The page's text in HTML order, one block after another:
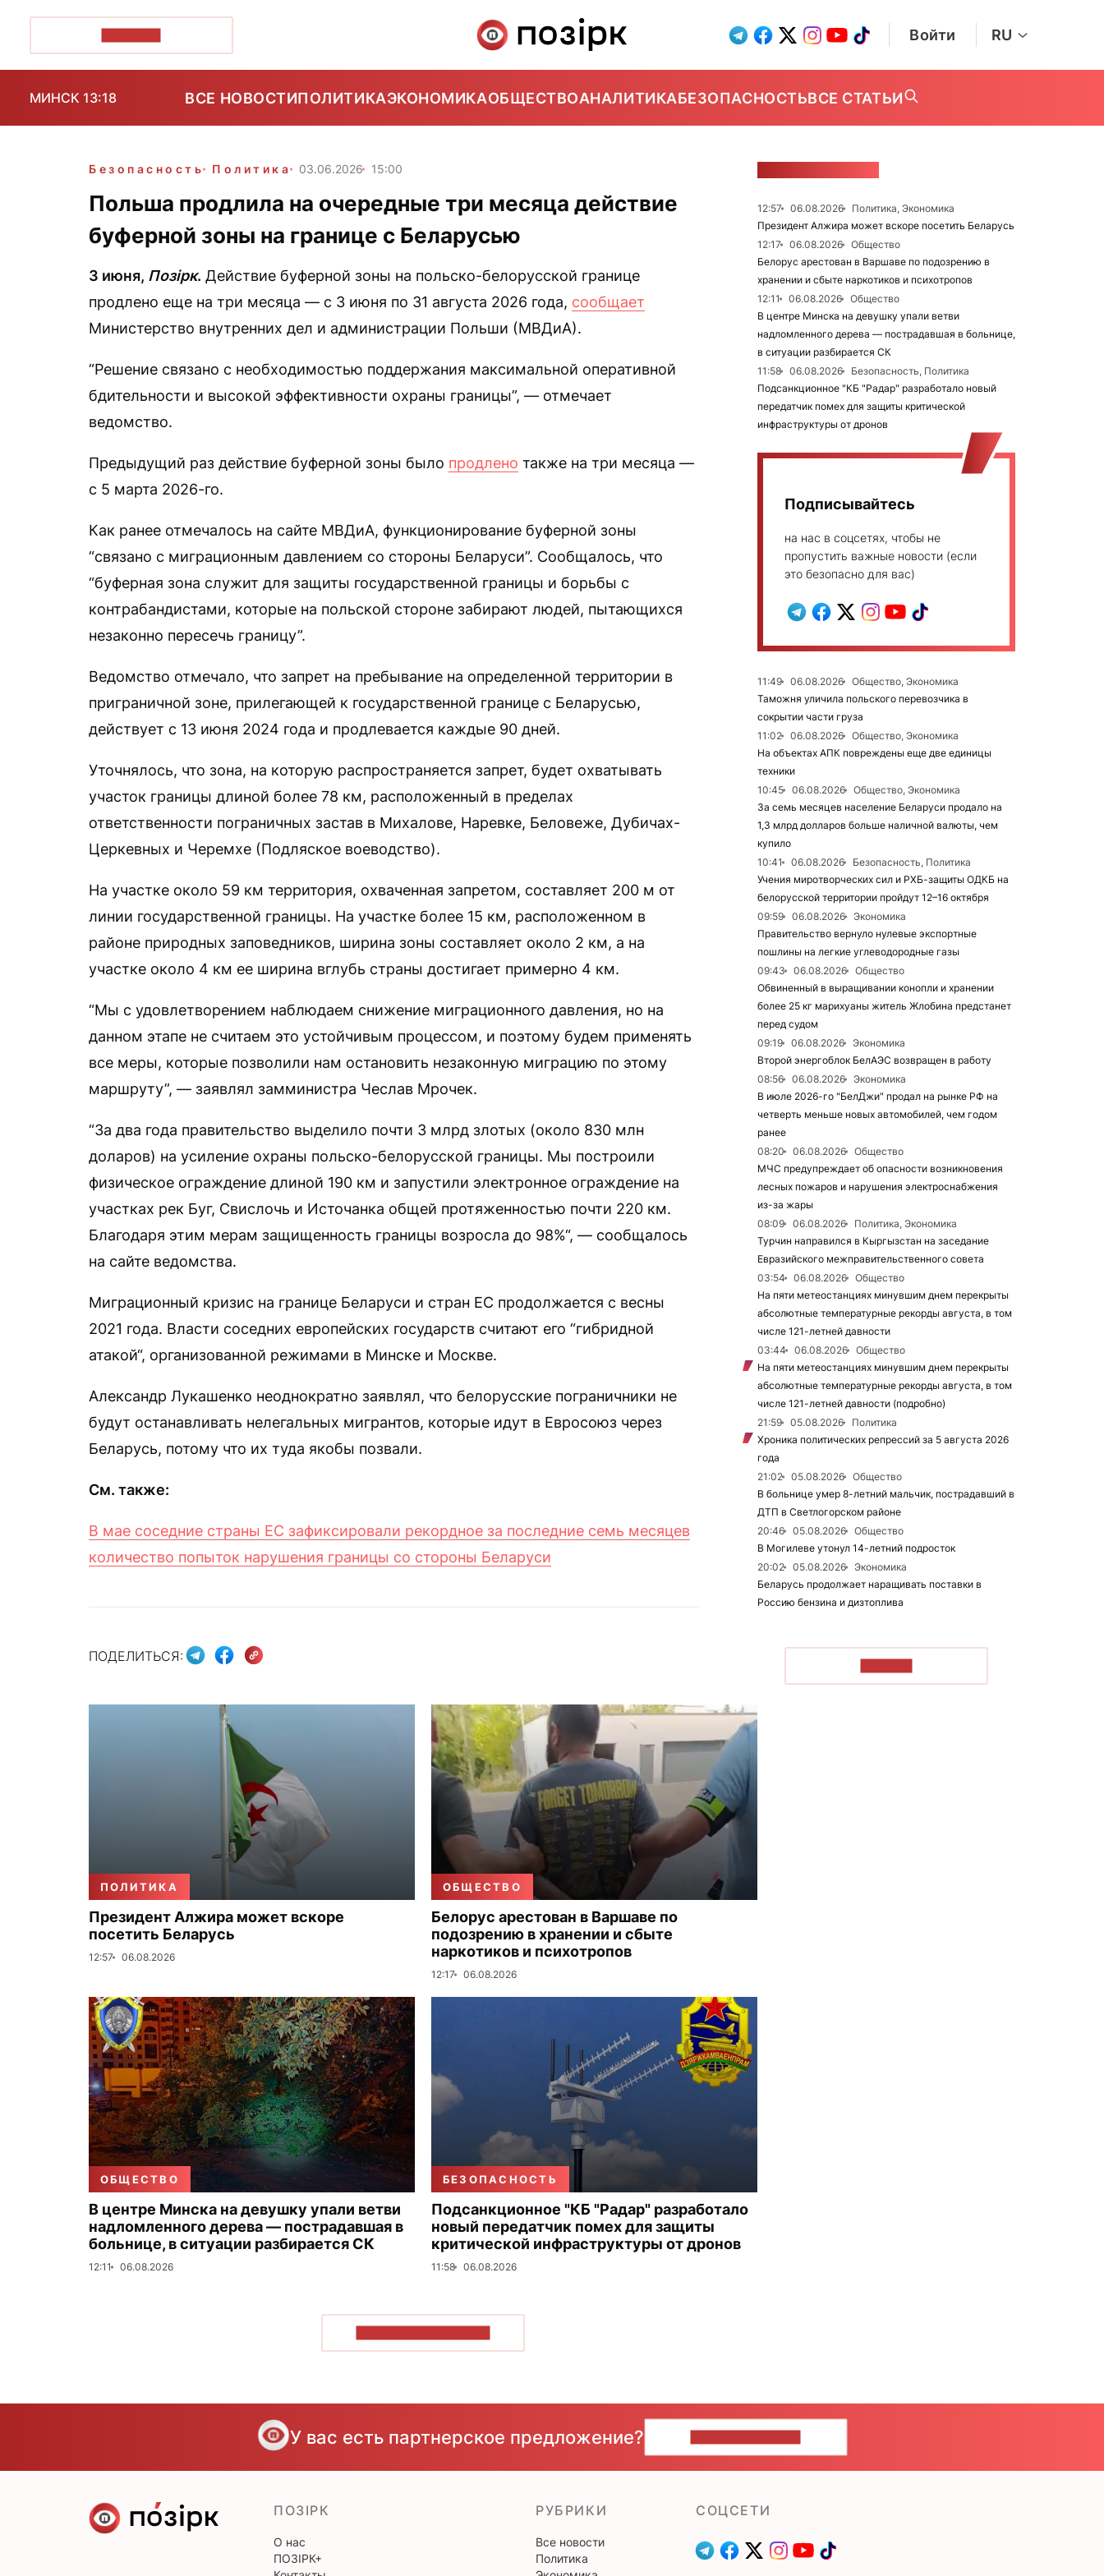
Войти RU
МИНСК 13:18 ВСЕ НОВОСТИПОЛИТИКАЭКОНОМИКАОБЩЕСТВОАНАЛИТИКАБЕЗОПАСНОСТЬВСЕ СТАТЬИ
Безопасность Политика 03.06.2026 15:00
Польша продлила на очередные три месяца действие
буферной зоны на границе с Беларусью
3 июня, Позірк. Действие буферной зоны на польско-белорусской границе
продлено еще на три месяца — с 3 июня по 31 августа 2026 года, сообщает
Министерство внутренних дел и администрации Польши (МВДиА).
“Решение связано с необходимостью поддержания максимальной оперативной
бдительности и высокой эффективности охраны границы”, — отмечает
ведомство.
Предыдущий раз действие буферной зоны было продлено также на три месяца —
с 5 марта 2026-го.
Как ранее отмечалось на сайте МВДиА, функционирование буферной зоны
“связано с миграционным давлением со стороны Беларуси”. Сообщалось, что
“буферная зона служит для защиты государственной границы и борьбы с
контрабандистами, которые на польской стороне забирают людей, пытающихся
незаконно пересечь границу”.
Ведомство отмечало, что запрет на пребывание на определенной территории в
приграничной зоне, прилегающей к государственной границе с Беларусью,
действует с 13 июня 2024 года и продлевается каждые 90 дней.
Уточнялось, что зона, на которую распространяется запрет, будет охватывать
участок границы длиной более 78 км, расположенный в пределах
ответственности пограничных застав в Михалове, Наревке, Беловеже, Дубичах-
Церкевных и Черемхе (Подляское воеводство).
На участке около 59 км территория, охваченная запретом, составляет 200 м от
линии государственной границы. На участке более 15 км, расположенном в
районе природных заповедников, ширина зоны составляет около 2 км, а на
участке около 4 км ее ширина вглубь страны достигает примерно 4 км.
“Мы с удовлетворением наблюдаем снижение миграционного давления, но на
данном этапе не считаем это устойчивым процессом, и поэтому будем применять
все меры, которые позволили нам остановить незаконную миграцию по этому
маршруту”, — заявлял замминистра Чеслав Мрочек.
“За два года правительство выделило почти 3 млрд злотых (около 830 млн
доларов) на усиление охраны польско-белорусской границы. Мы построили
физическое ограждение длиной 190 км и запустили электронное ограждение на
участках рек Буг, Свислочь и Источанка общей протяженностью почти 220 км.
Благодаря этим мерам защищенность границы возросла до 98%“, — сообщалось
на сайте ведомства.
Миграционный кризис на границе Беларуси и стран ЕС продолжается с весны
2021 года. Власти соседних европейских государств считают его “гибридной
атакой“, организованной режимами в Минске и Москве.
Александр Лукашенко неоднократно заявлял, что белорусские пограничники не
будут останавливать нелегальных мигрантов, которые идут в Евросоюз через
Беларусь, потому что их туда якобы позвали.
См. также:
В мае соседние страны ЕС зафиксировали рекордное за последние семь месяцев
количество попыток нарушения границы со стороны Беларуси
ПОДЕЛИТЬСЯ:
ПОЛИТИКА
Президент Алжира может вскоре
посетить Беларусь
12:57 06.08.2026
ОБЩЕСТВО
Белорус арестован в Варшаве по
подозрению в хранении и сбыте
наркотиков и психотропов
12:17 06.08.2026
ОБЩЕСТВО
В центре Минска на девушку упали ветви
надломленного дерева — пострадавшая в
больнице, в ситуации разбирается СК
12:11 06.08.2026
БЕЗОПАСНОСТЬ
Подсанкционное "КБ "Радар" разработало
новый передатчик помех для защиты
критической инфраструктуры от дронов
11:58 06.08.2026
12:57 06.08.2026
Политика, Экономика
Президент Алжира может вскоре посетить Беларусь
12:17
06.08.2026
Общество
Белорус арестован в Варшаве по подозрению в
хранении и сбыте наркотиков и психотропов
12:11
06.08.2026
Общество
В центре Минска на девушку упали ветви
надломленного дерева — пострадавшая в больнице,
в ситуации разбирается СК
11:58
06.08.2026
Безопасность, Политика
Подсанкционное "КБ "Радар" разработало новый
передатчик помех для защиты критической
инфраструктуры от дронов
Подписывайтесь
на нас в соцсетях, чтобы не
пропустить важные новости (если
это безопасно для вас)
11:49 06.08.2026
Общество, Экономика
Таможня уличила польского перевозчика в
сокрытии части груза
11:02
06.08.2026
Общество, Экономика
На объектах АПК повреждены еще две единицы
техники
10:45
06.08.2026
Общество, Экономика
За семь месяцев население Беларуси продало на
1,3 млрд долларов больше наличной валюты, чем
купило
10:41
06.08.2026
Безопасность, Политика
Учения миротворческих сил и РХБ-защиты ОДКБ на
белорусской территории пройдут 12–16 октября
09:59
06.08.2026
Экономика
Правительство вернуло нулевые экспортные
пошлины на легкие углеводородные газы
09:43
06.08.2026
Общество
Обвиненный в выращивании конопли и хранении
более 25 кг марихуаны житель Жлобина предстанет
перед судом
09:19
06.08.2026
Экономика
Второй энергоблок БелАЭС возвращен в работу
08:56
06.08.2026
Экономика
В июле 2026-го "БелДжи" продал на рынке РФ на
четверть меньше новых автомобилей, чем годом
ранее
08:20
06.08.2026
Общество
МЧС предупреждает об опасности возникновения
лесных пожаров и нарушения электроснабжения
из-за жары
08:09
06.08.2026
Политика, Экономика
Турчин направился в Кыргызстан на заседание
Евразийского межправительственного совета
03:54
06.08.2026
Общество
На пяти метеостанциях минувшим днем перекрыты
абсолютные температурные рекорды августа, в том
числе 121-летней давности
03:44
06.08.2026
Общество
На пяти метеостанциях минувшим днем перекрыты
абсолютные температурные рекорды августа, в том
числе 121-летней давности (подробно)
21:59
05.08.2026
Политика
Хроника политических репрессий за 5 августа 2026
года
21:02
05.08.2026
Общество
В больнице умер 8-летний мальчик, пострадавший в
ДТП в Светлогорском районе
20:46
05.08.2026
Общество
В Могилеве утонул 14-летний подросток
20:02
05.08.2026
Экономика
Беларусь продолжает наращивать поставки в
Россию бензина и дизтоплива
У вас есть партнерское предложение?
ПОЗІРК
О нас
ПОЗІРК+
РУБРИКИ
Все новости
Политика
CОЦСЕТИ